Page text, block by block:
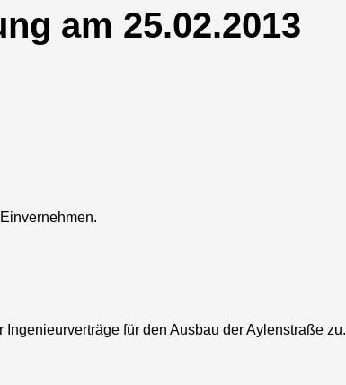
am 25.02.2013
für den Ausbau der Aylenstraße zu.